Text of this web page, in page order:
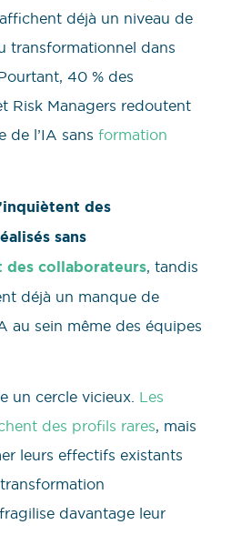
déjà un niveau de
transformationnel dans
40 % des
Risk Managers redoutent
de l’IA sans formation
des
sans
des collaborateurs, tandis
déjà un manque de
au sein même des équipes
un cercle vicieux. Les
des profils rares, mais
leurs effectifs existants
davantage leur